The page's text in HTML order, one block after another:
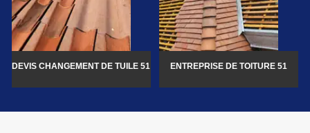
DEVIS CHANGEMENT DE TUILE 51 ENTREPRISE DE TOITURE 51